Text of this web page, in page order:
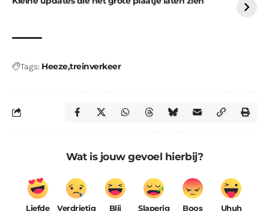
Tags: Heezetreinverkeer
Wat is jouw gevoel hierbij?
Liefde Verdrietig Blij Slaperig Boos Uhuh